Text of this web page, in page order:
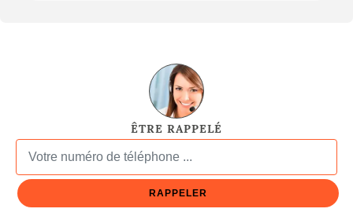
ÊTRE RAPPELÉ